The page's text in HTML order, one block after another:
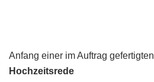
Anfang einer im Auftrag gefertigten
Hochzeitsrede